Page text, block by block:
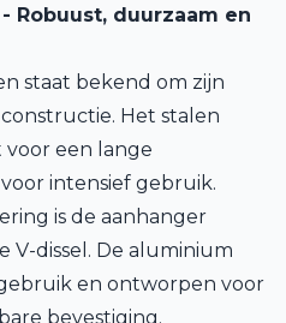
Robuust, duurzaam en
staat bekend om zijn
Het stalen
voor een lange
intensief gebruik.
is de aanhanger
V-dissel. De aluminium
en ontworpen voor
bevestiging.